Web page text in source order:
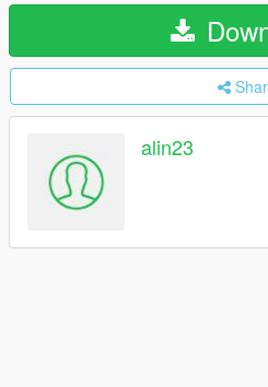
alin23